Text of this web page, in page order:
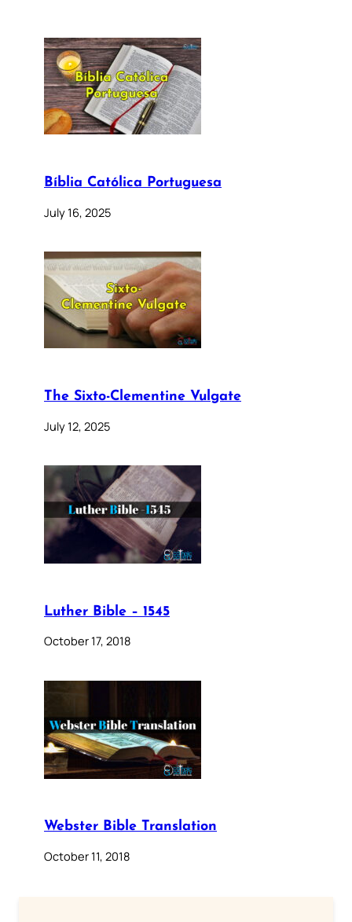
Bíblia Católica Portuguesa
July 16, 2025
The Sixto-Clementine Vulgate
July 12, 2025
Luther Bible – 1545
October 17, 2018
Webster Bible Translation
October 11, 2018